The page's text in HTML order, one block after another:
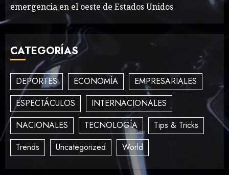
3
How To Write Award
Winning Blog Headlines
4
How Many of These Italian
Foods Have You Tried?
MAYO 14, 2024 810
Need to Know About the
emergencia en el oeste de Estados Unidos
CATEGORÍAS
DEPORTES ECONOMÍA
EMPRESARIALES
ESPECTÁCULOS
INTERNACIONALES
NACIONALES
TECNOLOGÍA
Tips & Tricks
Trends
Uncategorized World